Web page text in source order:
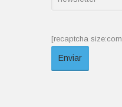
[recaptcha